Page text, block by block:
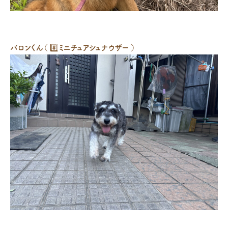
バロンくん（ #️⃣ミニチュアシュナウザー ）